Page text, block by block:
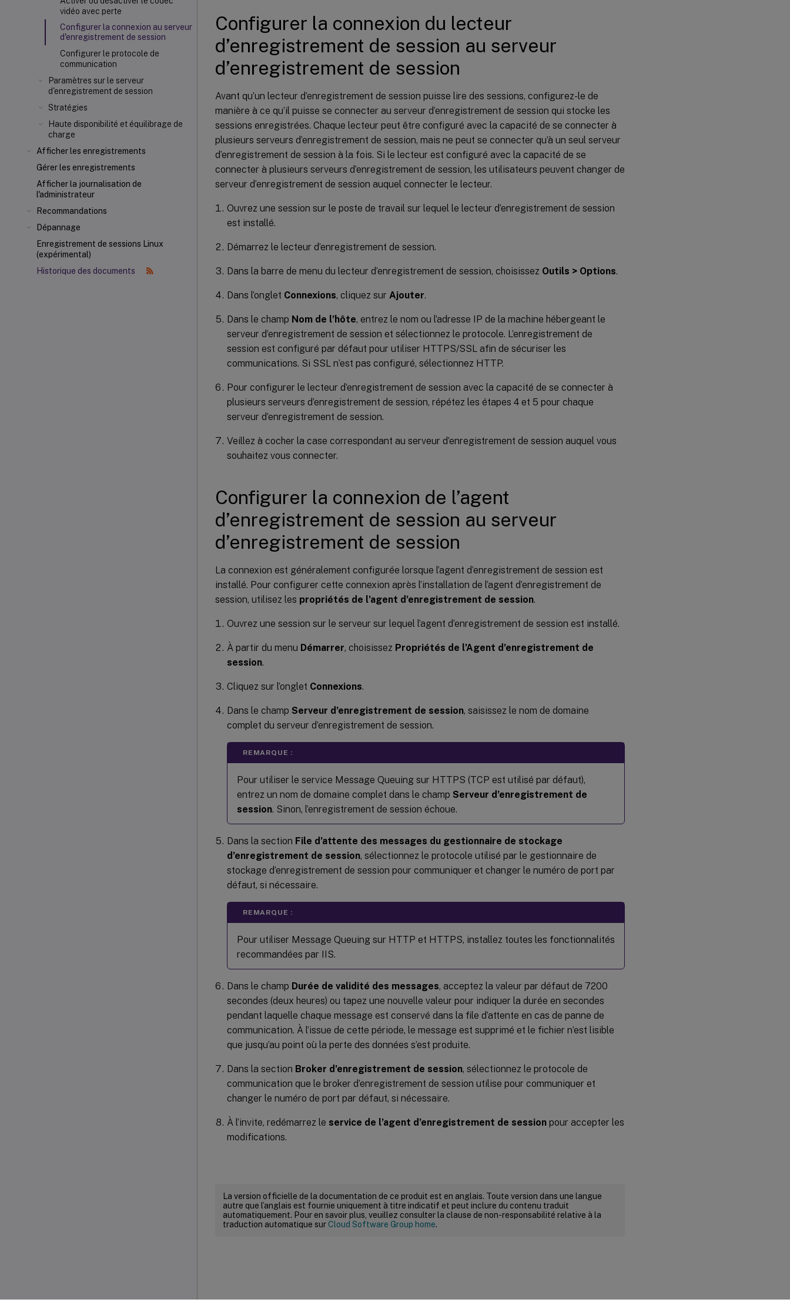
vidéo avec perte
Configurer la connexion au serveur
d'enregistrement de session
Configurer le protocole de
communication
Paramètres sur le serveur
d'enregistrement de session
Stratégies
Haute disponibilité et équilibrage de
charge
Afficher les enregistrements
Gérer les enregistrements
Afficher la journalisation de
l'administrateur
Recommandations
Dépannage
Enregistrement de sessions Linux
(expérimental)
Historique des documents
Configurer la connexion du lecteur
d’enregistrement de session au serveur
d’enregistrement de session
Avant qu’un lecteur d’enregistrement de session puisse lire des sessions, configurez-le de
manière à ce qu’il puisse se connecter au serveur d’enregistrement de session qui stocke les
sessions enregistrées. Chaque lecteur peut être configuré avec la capacité de se connecter à
plusieurs serveurs d’enregistrement de session, mais ne peut se connecter qu’à un seul serveur
d’enregistrement de session à la fois. Si le lecteur est configuré avec la capacité de se
connecter à plusieurs serveurs d’enregistrement de session, les utilisateurs peuvent changer de
serveur d’enregistrement de session auquel connecter le lecteur.
Ouvrez une session sur le poste de travail sur lequel le lecteur d’enregistrement de session
est installé.
Démarrez le lecteur d’enregistrement de session.
Dans la barre de menu du lecteur d’enregistrement de session, choisissez Outils > Options.
Dans l’onglet Connexions, cliquez sur Ajouter.
Dans le champ Nom de l’hôte, entrez le nom ou l’adresse IP de la machine hébergeant le
serveur d’enregistrement de session et sélectionnez le protocole. L’enregistrement de
session est configuré par défaut pour utiliser HTTPS/SSL afin de sécuriser les
communications. Si SSL n’est pas configuré, sélectionnez HTTP.
Pour configurer le lecteur d’enregistrement de session avec la capacité de se connecter à
plusieurs serveurs d’enregistrement de session, répétez les étapes 4 et 5 pour chaque
serveur d’enregistrement de session.
Veillez à cocher la case correspondant au serveur d’enregistrement de session auquel vous
souhaitez vous connecter.
Configurer la connexion de l’agent
d’enregistrement de session au serveur
d’enregistrement de session
La connexion est généralement configurée lorsque l’agent d’enregistrement de session est
installé. Pour configurer cette connexion après l’installation de l’agent d’enregistrement de
session, utilisez les propriétés de l’agent d’enregistrement de session.
Ouvrez une session sur le serveur sur lequel l’agent d’enregistrement de session est installé.
À partir du menu Démarrer, choisissez Propriétés de l’Agent d’enregistrement de
session.
Cliquez sur l’onglet Connexions.
Dans le champ Serveur d’enregistrement de session, saisissez le nom de domaine
complet du serveur d’enregistrement de session.
REMARQUE :
Pour utiliser le service Message Queuing sur HTTPS (TCP est utilisé par défaut),
entrez un nom de domaine complet dans le champ Serveur d’enregistrement de
session. Sinon, l’enregistrement de session échoue.
Dans la section File d’attente des messages du gestionnaire de stockage
d’enregistrement de session, sélectionnez le protocole utilisé par le gestionnaire de
stockage d’enregistrement de session pour communiquer et changer le numéro de port par
défaut, si nécessaire.
REMARQUE :
Pour utiliser Message Queuing sur HTTP et HTTPS, installez toutes les fonctionnalités
recommandées par IIS.
Dans le champ Durée de validité des messages, acceptez la valeur par défaut de 7200
secondes (deux heures) ou tapez une nouvelle valeur pour indiquer la durée en secondes
pendant laquelle chaque message est conservé dans la file d’attente en cas de panne de
communication. À l’issue de cette période, le message est supprimé et le fichier n’est lisible
que jusqu’au point où la perte des données s’est produite.
Dans la section Broker d’enregistrement de session, sélectionnez le protocole de
communication que le broker d’enregistrement de session utilise pour communiquer et
changer le numéro de port par défaut, si nécessaire.
À l’invite, redémarrez le service de l’agent d’enregistrement de session pour accepter les
modifications.
La version officielle de la documentation de ce produit est en anglais. Toute version dans une langue
autre que l’anglais est fournie uniquement à titre indicatif et peut inclure du contenu traduit
automatiquement. Pour en savoir plus, veuillez consulter la clause de non-responsabilité relative à la
traduction automatique surCloud Software Group home.